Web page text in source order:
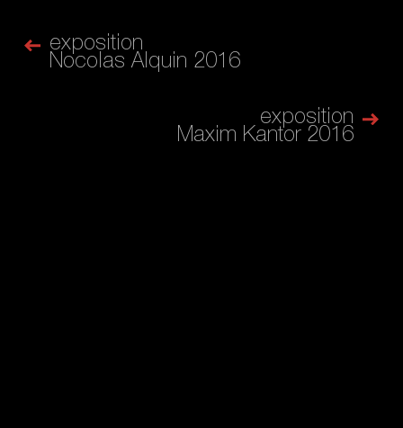
exposition
Nocolas Alquin 2016
exposition
Maxim Kantor 2016